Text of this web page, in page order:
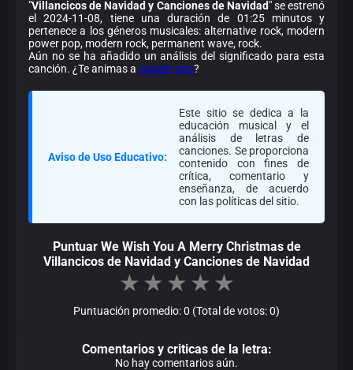
"Villancicos de Navidad y Canciones de Navidad" se estrenó
el 2024-11-08, tiene una duración de 01:25 minutos y
pertenece a los géneros musicales: alternative rock, modern
power pop, modern rock, permanent wave, rock.
Aún no se ha añadido un análisis del significado para esta
canción. ¿Te animas a sugerir uno?
Aviso de Uso Educativo:
Este sitio se dedica a la
educación musical y el
análisis de letras de
canciones. Se proporciona
contenido con fines de
crítica, comentario y
enseñanza, de acuerdo
con las políticas del sitio.
Puntuar We Wish You A Merry Christmas de
Villancicos de Navidad y Canciones de Navidad
★ ★ ★ ★ ★
Puntuación promedio: 0 (Total de votos: 0)
Comentarios y criticas de la letra:
No hay comentarios aún.